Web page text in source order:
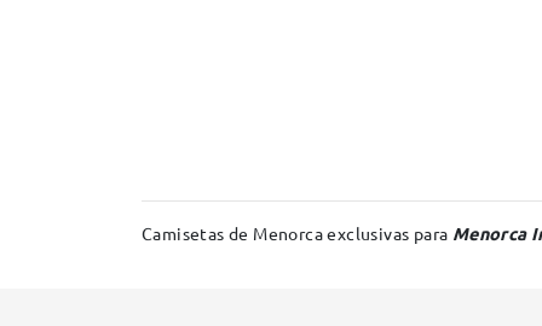
Camisetas de Menorca exclusivas para Menorca